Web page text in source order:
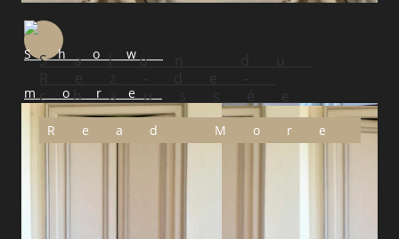
Salon du
chaussée
Read More